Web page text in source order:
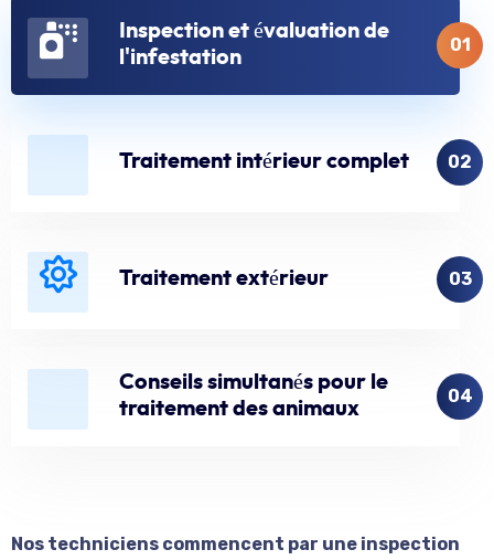
Nos techniciens commencent par une inspection
Inspection et évaluation de
l'infestation
01
Traitement intérieur complet 02
Traitement extérieur 03
Conseils simultanés pour le
traitement des animaux
04